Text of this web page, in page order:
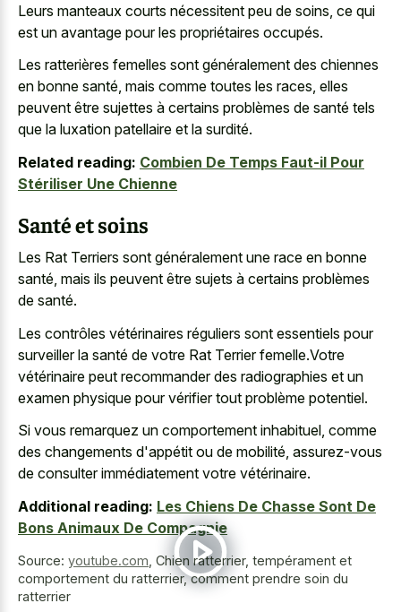
Leurs manteaux courts nécessitent peu de soins, ce qui
est un avantage pour les propriétaires occupés.
Les ratterières femelles sont généralement des chiennes
en bonne santé, mais comme toutes les races, elles
peuvent être sujettes à certains problèmes de santé tels
que la luxation patellaire et la surdité.
Related reading: Combien De Temps Faut-il Pour
Stériliser Une Chienne
Santé et soins
Les Rat Terriers sont généralement une race en bonne
santé, mais ils peuvent être sujets à certains problèmes
de santé.
Les contrôles vétérinaires réguliers sont essentiels pour
surveiller la santé de votre Rat Terrier femelle.Votre
vétérinaire peut recommander des radiographies et un
examen physique pour vérifier tout problème potentiel.
Si vous remarquez un comportement inhabituel, comme
des changements d'appétit ou de mobilité, assurez-vous
de consulter immédiatement votre vétérinaire.
Additional reading: Les Chiens De Chasse Sont De
Bons Animaux De Compagnie
Source: youtube.com Chien ratterrier, tempérament et
comportement du ratterrier, comment prendre soin du
ratterrier